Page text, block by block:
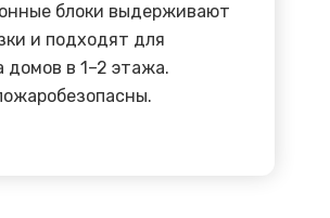
блоки выдерживают
и подходят для
домов в 1–2 этажа.